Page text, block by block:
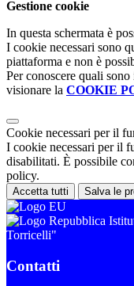
Gestione cookie
In questa schermata è
I cookie necessari sono
piattaforma e non è
Per conoscere quali
visionare la COOKIE
Cookie necessari per il
I cookie necessari per il
disabilitati. È possibile
policy.
Accetta tutti Salva le
Torricelli"
Contatti